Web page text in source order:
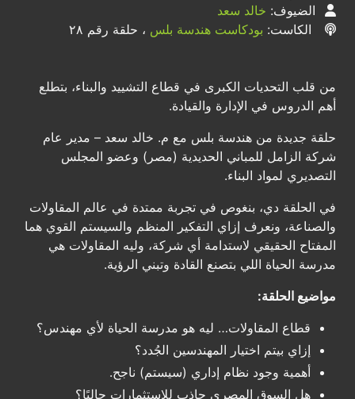
الضيوف: خالد سعد
الكاست: بودكاست هندسة بلس ، حلقة رقم ٢٨
من قلب التحديات الكبرى في قطاع التشييد والبناء، بتطلع
أهم الدروس في الإدارة والقيادة.
حلقة جديدة من هندسة بلس مع م. خالد سعد – مدير عام
شركة الزامل للمباني الحديدية (مصر) وعضو المجلس
التصديري لمواد البناء.
في الحلقة دي، بنغوص في تجربة ممتدة في عالم المقاولات
والصناعة، ونعرف إزاي التفكير المنظم والسيستم القوي هما
المفتاح الحقيقي لاستدامة أي شركة، وليه المقاولات هي
مدرسة الحياة اللي بتصنع القادة وتبني الرؤية.
مواضيع الحلقة:
قطاع المقاولات… ليه هو مدرسة الحياة لأي مهندس؟
إزاي بيتم اختيار المهندسين الجُدد؟
أهمية وجود نظام إداري (سيستم) ناجح.
هل السوق المصري جاذب للاستثمارات حاليًا؟